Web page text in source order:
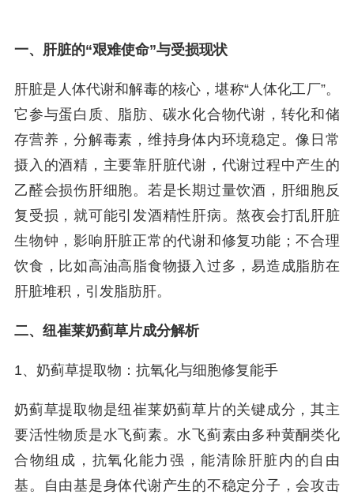
一、肝脏的“艰难使命”与受损现状
肝脏是人体代谢和解毒的核心，堪称“人体化工厂”。
它参与蛋白质、脂肪、碳水化合物代谢，转化和储
存营养，分解毒素，维持身体内环境稳定。像日常
摄入的酒精，主要靠肝脏代谢，代谢过程中产生的
乙醛会损伤肝细胞。若是长期过量饮酒，肝细胞反
复受损，就可能引发酒精性肝病。熬夜会打乱肝脏
生物钟，影响肝脏正常的代谢和修复功能；不合理
饮食，比如高油高脂食物摄入过多，易造成脂肪在
肝脏堆积，引发脂肪肝。
二、纽崔莱奶蓟草片成分解析
1、奶蓟草提取物：抗氧化与细胞修复能手
奶蓟草提取物是纽崔莱奶蓟草片的关键成分，其主
要活性物质是水飞蓟素。水飞蓟素由多种黄酮类化
合物组成，抗氧化能力强，能清除肝脏内的自由
基。自由基是身体代谢产生的不稳定分子，会攻击